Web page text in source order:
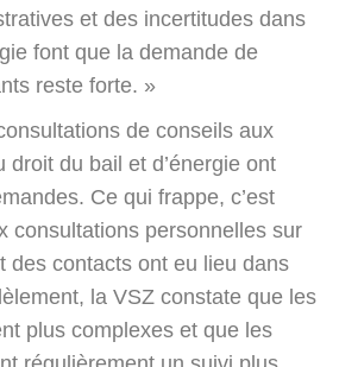
et des incertitudes dans
font que la demande de
reste forte. »
de conseils aux
droit du bail et d’énergie ont
Ce qui frappe, c’est
consultations personnelles sur
des contacts ont eu lieu dans
la VSZ constate que les
plus complexes et que les